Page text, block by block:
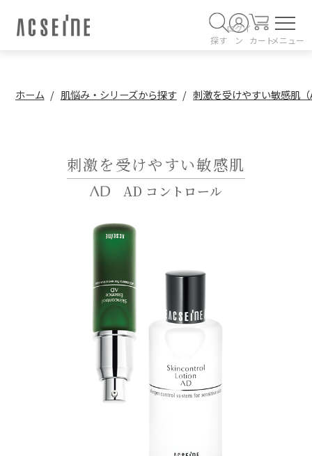
探す
ログイ
ン
カートメニュー
ホーム 肌悩み・シリーズから探す 刺激を受けやすい敏感肌
刺激を受けやすい敏感肌
AD コントロール